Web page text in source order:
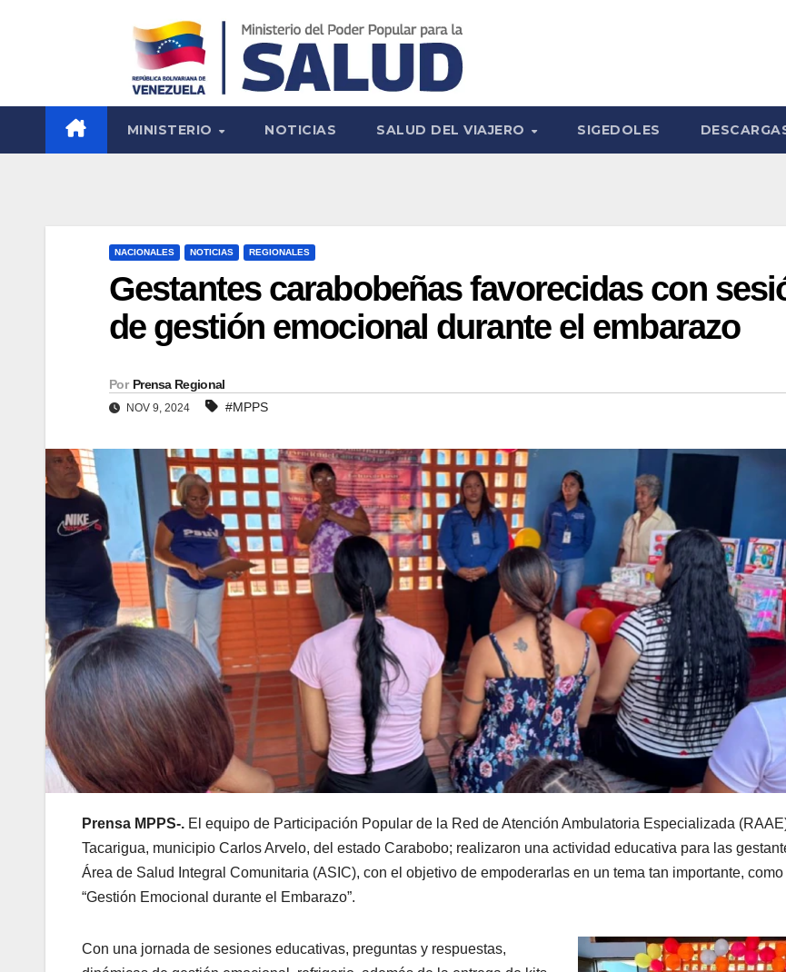
MINISTERIO NOTICIAS SALUD DEL VIAJERO SIGEDOLES
NACIONALES NOTICIAS REGIONALES
Gestantes carabobeñas favorecidas con
de gestión emocional durante el embarazo
Por Prensa Regional
NOV 9, 2024 #MPPS
Prensa MPPS-. El equipo de Participación Popular de la Red de Atención Ambulatoria Especializada
Tacarigua, municipio Carlos Arvelo, del estado Carabobo; realizaron una actividad educativa para las
Área de Salud Integral Comunitaria (ASIC), con el objetivo de empoderarlas en un tema tan importante, como
“Gestión Emocional durante el Embarazo”.
Con una jornada de sesiones educativas, preguntas y respuestas,